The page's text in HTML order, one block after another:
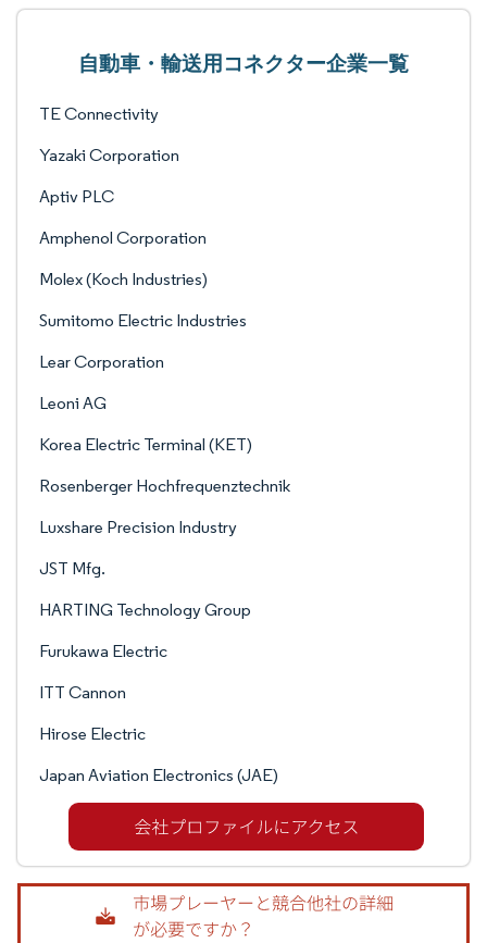
自動車・輸送用コネクター企業一覧
TE Connectivity
Yazaki Corporation
Aptiv PLC
Amphenol Corporation
Molex (Koch Industries)
Sumitomo Electric Industries
Lear Corporation
Leoni AG
Korea Electric Terminal (KET)
Rosenberger Hochfrequenztechnik
Luxshare Precision Industry
JST Mfg.
HARTING Technology Group
Furukawa Electric
ITT Cannon
Hirose Electric
Japan Aviation Electronics (JAE)